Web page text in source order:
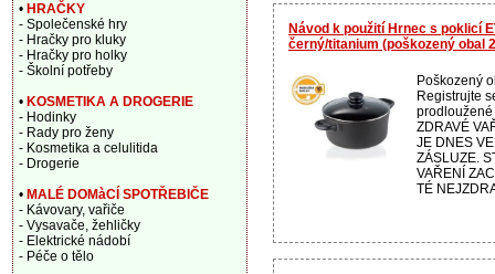
Návod k použití Hrnec s poklicí
černý/titanium (poškozený obal
Poškozený
Registrujte
prodloužené
ZDRAVÉ
JE DNES
ZÁSLUZE.
VAŘENÍ
TÉ
• HRAČKY
- Společenské hry
- Hračky pro kluky
- Hračky pro holky
- Školní potřeby
• KOSMETIKA A DROGERIE
- Hodinky
- Rady pro ženy
- Kosmetika a celulitida
- Drogerie
• MALÉ DOMàCÍ SPOTŘEBIČE
- Kávovary, vařiče
- Vysavače, žehličky
- Elektrické nádobí
- Péče o tělo